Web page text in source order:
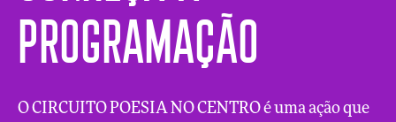
programação
O CIRCUITO POESIA NO CENTRO é uma ação que